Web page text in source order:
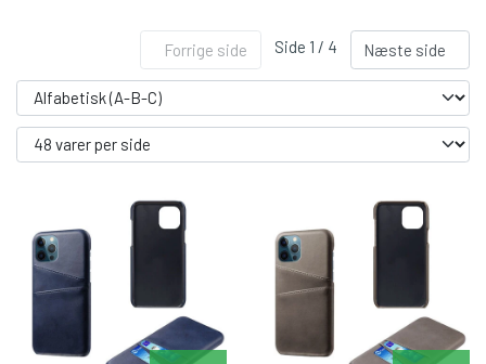
Forrige side Side 1 / 4 Næste side